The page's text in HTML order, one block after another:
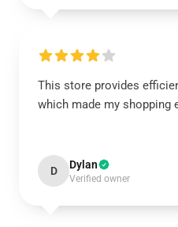
This store provides
which made my shopping
D Dylan
Verified owner